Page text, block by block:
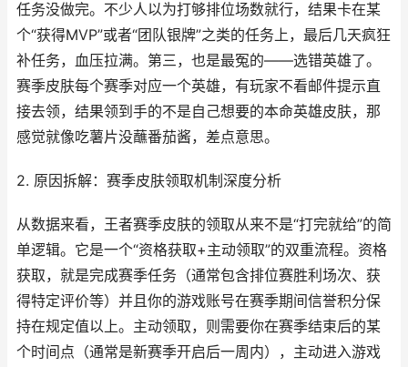
任务没做完。不少人以为打够排位场数就行，结果卡在某
个“获得MVP”或者“团队银牌”之类的任务上，最后几天疯狂
补任务，血压拉满。第三，也是最冤的——选错英雄了。
赛季皮肤每个赛季对应一个英雄，有玩家不看邮件提示直
接去领，结果领到手的不是自己想要的本命英雄皮肤，那
感觉就像吃薯片没蘸番茄酱，差点意思。
2. 原因拆解：赛季皮肤领取机制深度分析
从数据来看，王者赛季皮肤的领取从来不是“打完就给”的简
单逻辑。它是一个“资格获取+主动领取”的双重流程。资格
获取，就是完成赛季任务（通常包含排位赛胜利场次、获
得特定评价等）并且你的游戏账号在赛季期间信誉积分保
持在规定值以上。主动领取，则需要你在赛季结束后的某
个时间点（通常是新赛季开启后一周内），主动进入游戏